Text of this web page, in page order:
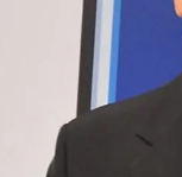
中島卓也（なか
杉浦稔大（すぎ
松山竜平（まつ
田中将大（たな
中村奨吾（な